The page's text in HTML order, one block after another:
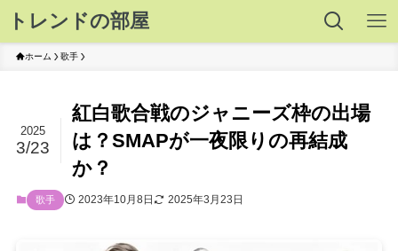
トレンドの部屋
ホーム 歌手
紅白歌合戦のジャニーズ枠の出場
は？SMAPが一夜限りの再結成
か？
2025
3/23
歌手 2023年10月8日 2025年3月23日